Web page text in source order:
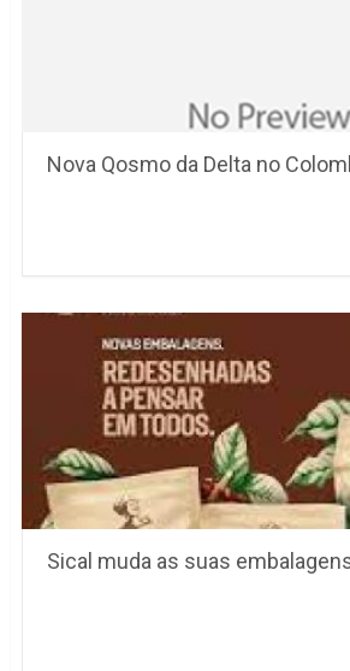
Nova Qosmo da Delta no
Sical muda as suas